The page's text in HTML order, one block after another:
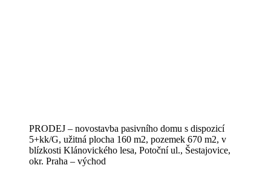
PRODEJ – novostavba pasivního domu s dispozicí
5+kk/G, užitná plocha 160 m2, pozemek 670 m2, v
blízkosti Klánovického lesa, Potoční ul., Šestajovice,
okr. Praha – východ